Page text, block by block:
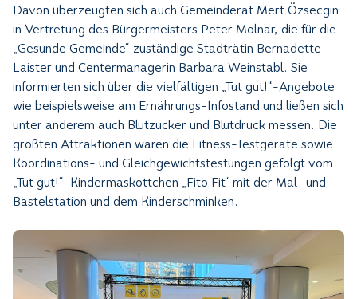
Davon überzeugten sich auch Gemeinderat Mert Özsecgin
in Vertretung des Bürgermeisters Peter Molnar, die für die
„Gesunde Gemeinde“ zuständige Stadträtin Bernadette
Laister und Centermanagerin Barbara Weinstabl. Sie
informierten sich über die vielfältigen „Tut gut!“-Angebote
wie beispielsweise am Ernährungs-Infostand und ließen sich
unter anderem auch Blutzucker und Blutdruck messen. Die
größten Attraktionen waren die Fitness-Testgeräte sowie
Koordinations- und Gleichgewichtstestungen gefolgt vom
„Tut gut!“-Kindermaskottchen „Fito Fit“ mit der Mal- und
Bastelstation und dem Kinderschminken.